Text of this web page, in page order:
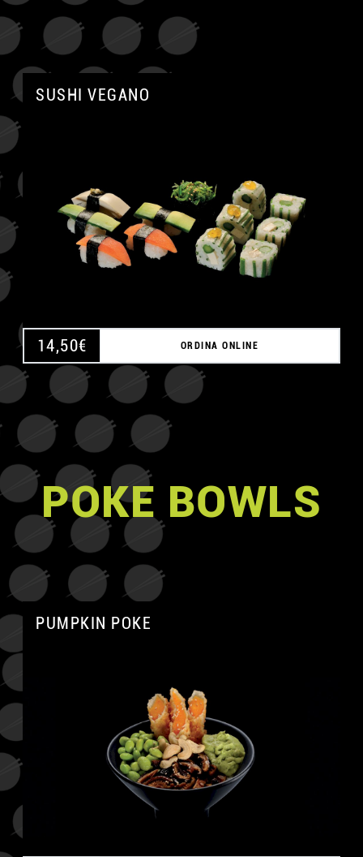
SUSHI VEGANO
14,50€ ORDINA ONLINE
POKE BOWLS
PUMPKIN POKE